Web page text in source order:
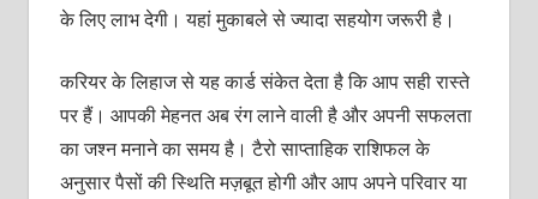
के लिए लाभ देगी। यहां मुकाबले से ज्यादा सहयोग जरूरी है।
करियर के लिहाज से यह कार्ड संकेत देता है कि आप सही रास्ते
पर हैं। आपकी मेहनत अब रंग लाने वाली है और अपनी सफलता
का जश्न मनाने का समय है। टैरो साप्ताहिक राशिफल के
अनुसार पैसों की स्थिति मज़बूत होगी और आप अपने परिवार या